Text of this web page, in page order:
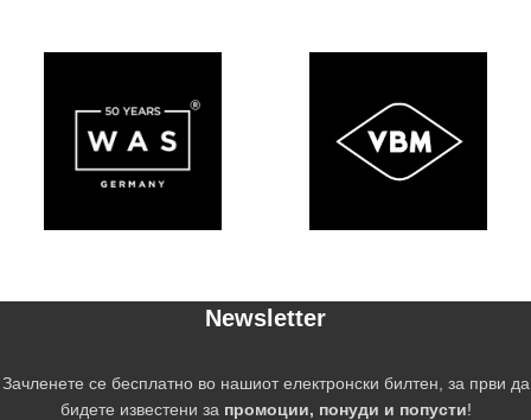
Newsletter
Зачленете се бесплатно во нашиот електронски билтен, за први да
бидете известени за промоции, понуди и попусти!